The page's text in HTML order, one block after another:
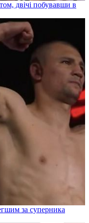
двічі побувавши в
за суперника